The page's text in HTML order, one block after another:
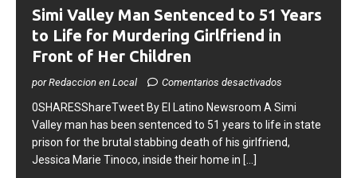
Simi Valley Man Sentenced to 51 Years
to Life for Murdering Girlfriend in
Front of Her Children
0SHARESShareTweet ​By El Latino Newsroom ​A Simi
Valley man has been sentenced to 51 years to life in state
prison for the brutal stabbing death of his girlfriend,
[...]